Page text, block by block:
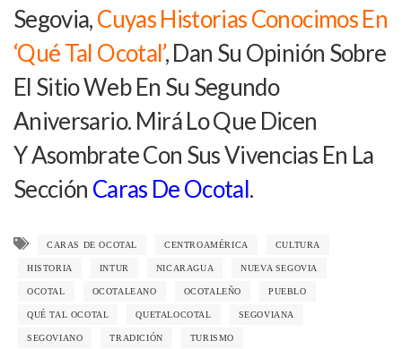
Segovia,Cuyas Historias Conocimos En
‘Qué Tal Ocotal’, Dan Su Opinión Sobre
El Sitio Web En Su Segundo
Aniversario. Mirá Lo Que Dicen
Y Asombrate Con Sus Vivencias En La
Sección Caras De Ocotal.
CARAS DE OCOTAL CENTROAMÉRICA CULTURA
HISTORIA INTUR NICARAGUA NUEVA SEGOVIA
OCOTAL OCOTALEANO OCOTALEÑO PUEBLO
QUÉ TAL OCOTAL QUETALOCOTAL SEGOVIANA
SEGOVIANO TRADICIÓN TURISMO